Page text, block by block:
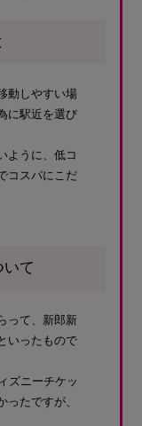
動しやすい場
に駅近を選び
ように、低コ
コスパにこだ
て
って、新郎新
いったもので
ズニーチケッ
ったですが、